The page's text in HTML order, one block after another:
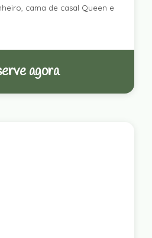
cama de casal Queen e
agora